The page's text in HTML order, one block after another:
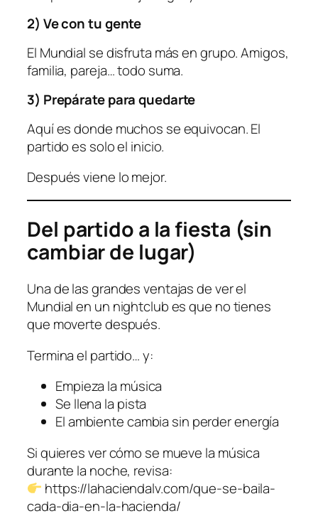
2) Ve con tu gente
El Mundial se disfruta más en grupo. Amigos,
familia, pareja… todo suma.
3) Prepárate para quedarte
Aquí es donde muchos se equivocan. El
partido es solo el inicio.
Después viene lo mejor.
Del partido a la fiesta (sin
cambiar de lugar)
Una de las grandes ventajas de ver el
Mundial en un nightclub es que no tienes
que moverte después.
Termina el partido… y:
Empieza la música
Se llena la pista
El ambiente cambia sin perder energía
Si quieres ver cómo se mueve la música
durante la noche, revisa:
https://lahaciendalv.com/que-se-baila-
cada-dia-en-la-hacienda/